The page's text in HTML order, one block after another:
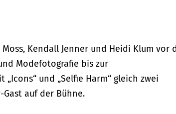
Kendall Jenner und Heidi Klum vor
Modefotografie bis zur
„Icons“ und „Selfie Harm“ gleich zwei
auf der Bühne.